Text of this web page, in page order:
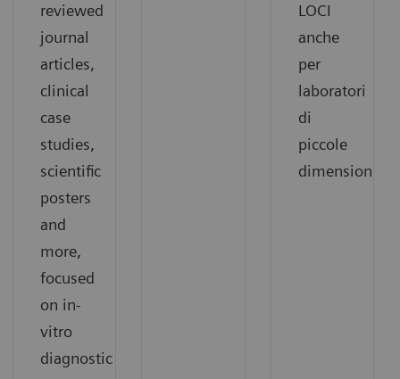
reviewed
journal
articles,
clinical
case
studies,
scientific
posters
and
more,
focused
on in-
vitro
diagnostic
LOCI
anche
per
laboratori
di
piccole
dimensioni